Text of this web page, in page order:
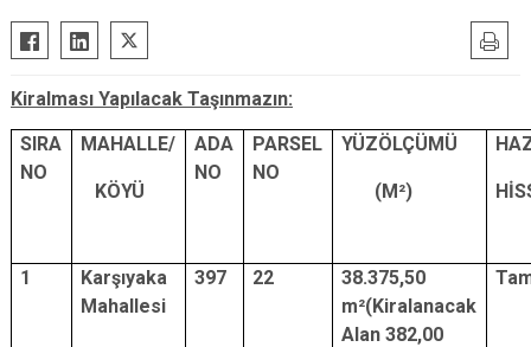
Dargeçit
Derik
Kızıltepe
Mazıdağı
Midyat
Savur
Yeşilli
Artuklu
Kiralması Yapılacak Taşınmazın:
SIRA
NO
MAHALLE/
KÖYÜ
ADA
NO
PARSEL
NO
YÜZÖLÇÜMÜ
(M²)
1
Karşıyaka
Mahallesi
397 22
38.375,50
m²(Kiralanacak
Alan 382,00